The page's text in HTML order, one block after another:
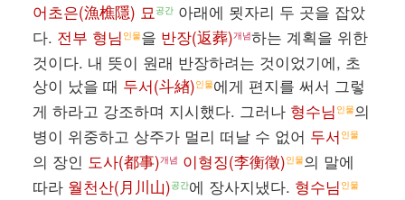
어초은(漁樵隱) 묘공간 아래에 묏자리 두 곳을 잡았
다. 전부 형님 인물을 반장(返葬)개념하는 계획을 위한
것이다. 내 뜻이 원래 반장하려는 것이었기에, 초
상이 났을 때 두서(斗緖)인물에게 편지를 써서 그렇
게 하라고 강조하며 지시했다. 그러나 형수님 인물의
병이 위중하고 상주가 멀리 떠날 수 없어 두서 인물
의 장인 도사(都事)개념 이형징(李衡徵)인물의 말에
따라 월천산(月川山)공간에 장사지냈다. 형수님 인물